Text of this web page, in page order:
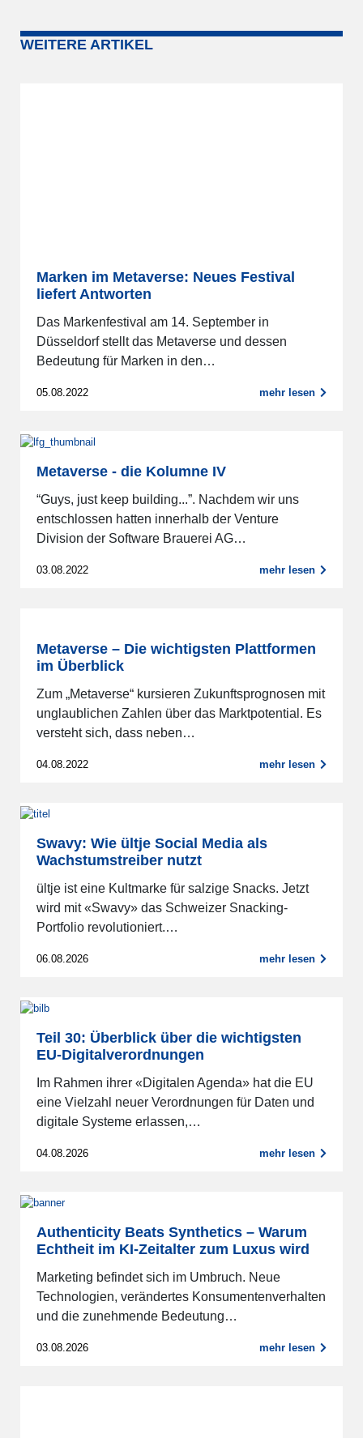
WEITERE ARTIKEL
Marken im Metaverse: Neues Festival
liefert Antworten
Das Markenfestival am 14. September in
Düsseldorf stellt das Metaverse und dessen
Bedeutung für Marken in den…
05.08.2022 mehr lesen
Metaverse - die Kolumne IV
“Guys, just keep building...”. Nachdem wir uns
entschlossen hatten innerhalb der Venture
Division der Software Brauerei AG…
03.08.2022 mehr lesen
Metaverse – Die wichtigsten Plattformen
im Überblick
Zum „Metaverse“ kursieren Zukunftsprognosen mit
unglaublichen Zahlen über das Marktpotential. Es
versteht sich, dass neben…
04.08.2022 mehr lesen
Swavy: Wie ültje Social Media als
Wachstumstreiber nutzt
ültje ist eine Kultmarke für salzige Snacks. Jetzt
wird mit «Swavy» das Schweizer Snacking-
Portfolio revolutioniert.…
06.08.2026 mehr lesen
Teil 30: Überblick über die wichtigsten
EU-Digitalverordnungen
Im Rahmen ihrer «Digitalen Agenda» hat die EU
eine Vielzahl neuer Verordnungen für Daten und
digitale Systeme erlassen,…
04.08.2026 mehr lesen
Authenticity Beats Synthetics – Warum
Echtheit im KI-Zeitalter zum Luxus wird
Marketing befindet sich im Umbruch. Neue
Technologien, verändertes Konsumentenverhalten
und die zunehmende Bedeutung…
03.08.2026 mehr lesen